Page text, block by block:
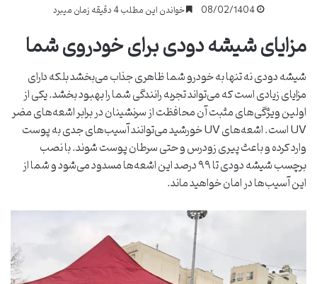
08/02/1404 خواندن این مطلب 4 دقیقه زمان میبرد
مزایای شیشه دودی برای خودروی شما
شیشه دودی نه تنها به خودرو شما ظاهری جذاب می‌بخشد بلکه دارای
مزایای زیادی است که می‌تواند تجربه رانندگی شما را بهبود بخشد. یکی از
اولین ویژگی‌های مثبت آن محافظت از سرنشینان در برابر اشعه‌های مضر
UV است. اشعه‌های UV خورشید می‌توانند آسیب‌های جدی به پوست
وارد کرده و باعث پیری زودرس و حتی سرطان پوست شوند. با نصب
برچسب شیشه دودی تا ۹۹ درصد این اشعه‌ها مسدود می‌شود و شما از
این آسیب‌ها در امان خواهید ماند.